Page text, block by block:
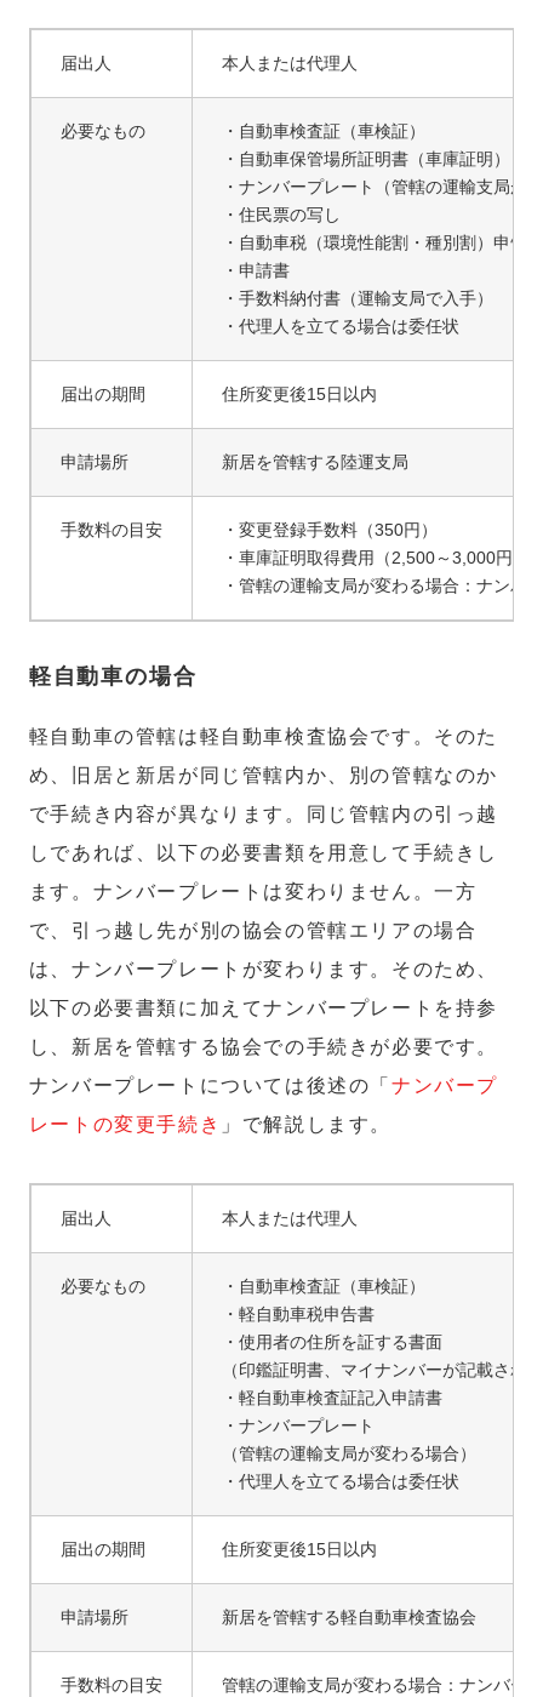
届出人 本人または代理人
必要なもの
・自動車検査証（車検証）
・自動車保管場所証明書（車庫証明）
・ナンバープレート（管轄の運輸支局が
・住民票の写し
・自動車税（環境性能割・種別割）申告
・申請書
・手数料納付書（運輸支局で入手）
・代理人を立てる場合は委任状
届出の期間 住所変更後15日以内
申請場所 新居を管轄する陸運支局
手数料の目安
・変更登録手数料（350円）
・車庫証明取得費用（2,500～3,000円）
・管轄の運輸支局が変わる場合：ナンバ
軽自動車の場合
軽自動車の管轄は軽自動車検査協会です。そのた
め、旧居と新居が同じ管轄内か、別の管轄なのか
で手続き内容が異なります。同じ管轄内の引っ越
しであれば、以下の必要書類を用意して手続きし
ます。ナンバープレートは変わりません。一方
で、引っ越し先が別の協会の管轄エリアの場合
は、ナンバープレートが変わります。そのため、
以下の必要書類に加えてナンバープレートを持参
し、新居を管轄する協会での手続きが必要です。
ナンバープレートについては後述の「 ナンバープ
レートの変更手続き 」で解説します。
届出人 本人または代理人
必要なもの
・自動車検査証（車検証）
・軽自動車税申告書
・使用者の住所を証する書面
（印鑑証明書、マイナンバーが記載され
・軽自動車検査証記入申請書
・ナンバープレート
（管轄の運輸支局が変わる場合）
・代理人を立てる場合は委任状
届出の期間 住所変更後15日以内
申請場所 新居を管轄する軽自動車検査協会
手数料の目安 管轄の運輸支局が変わる場合：ナンバー